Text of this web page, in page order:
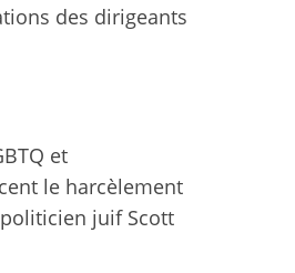
des dirigeants
et
le harcèlement
juif Scott